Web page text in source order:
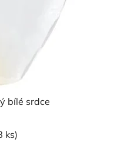
bílé srdce
ks)